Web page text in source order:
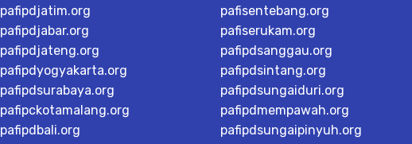
pafipdjatim.org
pafipdjabar.org
pafipdjateng.org
pafipdyogyakarta.org
pafipdsurabaya.org
pafipckotamalang.org
pafipdbali.org
pafisentebang.org
pafiserukam.org
pafipdsanggau.org
pafipdsintang.org
pafipdsungaiduri.org
pafipdmempawah.org
pafipdsungaipinyuh.org